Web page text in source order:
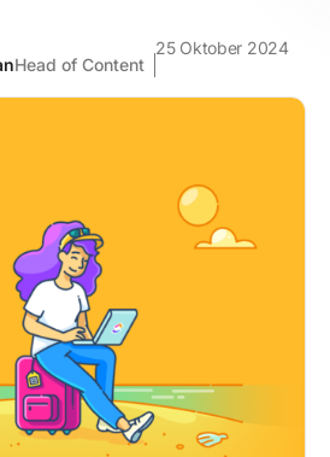
Head of Content
25 Oktober 2024